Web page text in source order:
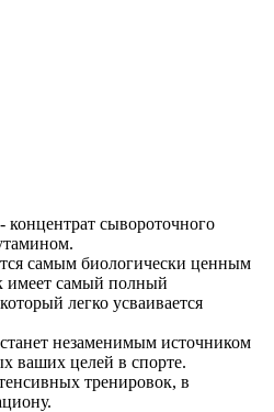
сывороточного
самым биологически ценным
имеет самый полный
легко усваивается
незаменимым источником
ваших целей в спорте.
тренировок, в